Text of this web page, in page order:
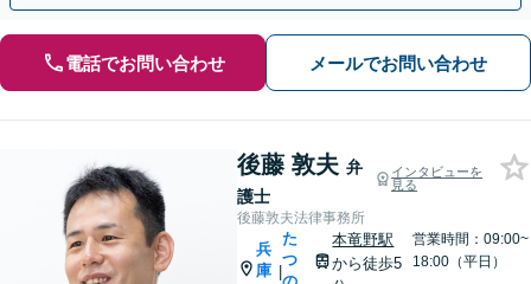
電話でお問い合わせ メールでお問い合わせ
後藤 敦夫 弁
護士
インタビューを
見る
後藤敦夫法律事務所
兵
庫 |
た
つ
本竜野駅
から徒歩5
営業時間：09:00~
18:00（平日）